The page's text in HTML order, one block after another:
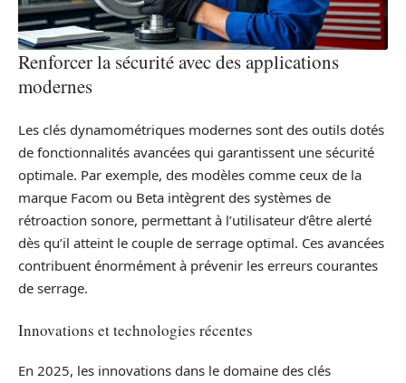
Renforcer la sécurité avec des applications
modernes
Les clés dynamométriques modernes sont des outils dotés
de fonctionnalités avancées qui garantissent une sécurité
optimale. Par exemple, des modèles comme ceux de la
marque Facom ou Beta intègrent des systèmes de
rétroaction sonore, permettant à l’utilisateur d’être alerté
dès qu’il atteint le couple de serrage optimal. Ces avancées
contribuent énormément à prévenir les erreurs courantes
de serrage.
Innovations et technologies récentes
En 2025, les innovations dans le domaine des clés